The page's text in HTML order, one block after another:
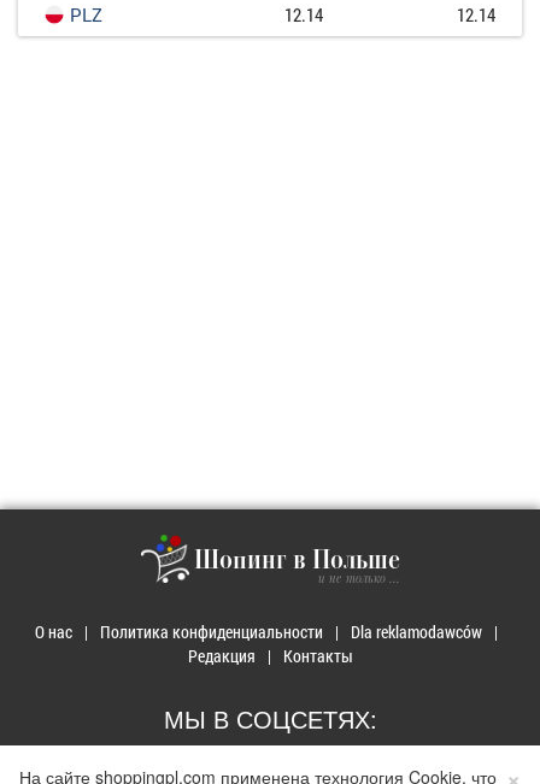
PLZ
12.14 12.14
Шопинг в Польше
и не только ...
О нас Политика конфиденциальности
Dla reklamodawców
Редакция
Контакты
МЫ В СОЦСЕТЯХ:
×
На сайте shoppingpl.com применена технология Cookie, что